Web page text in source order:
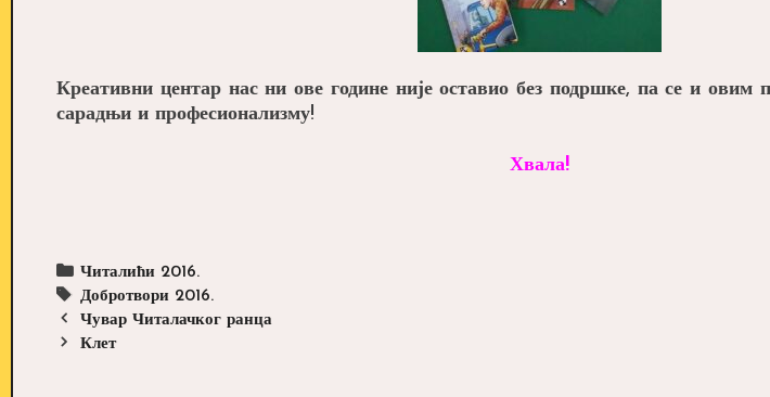
Креативни центар нас ни ове године није оставио без подршке, па се и овим
сарадњи и професионализму!
Хвала!
Categories
Читалићи 2016.
Tags
Добротвори 2016.
Post
navigation
Чувар Читалачког ранца
Клет